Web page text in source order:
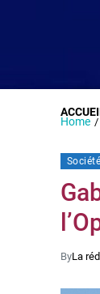
Home
Société
ByLa